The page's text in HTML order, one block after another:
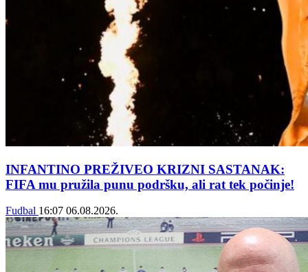
INFANTINO PREŽIVEO KRIZNI SASTANAK:
FIFA mu pružila punu podršku, ali rat tek počinje!
Fudbal 16:07 06.08.2026.